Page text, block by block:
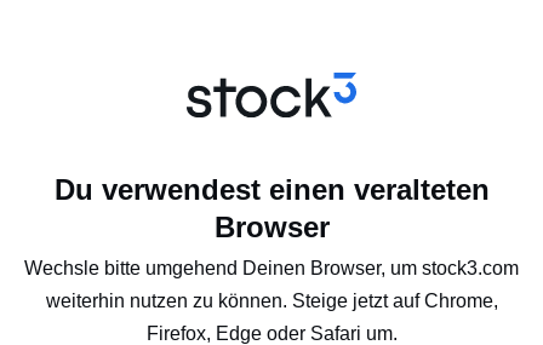
Du verwendest einen veralteten
Browser
Wechsle bitte umgehend Deinen Browser, um stock3.com
weiterhin nutzen zu können. Steige jetzt auf Chrome,
Firefox, Edge oder Safari um.